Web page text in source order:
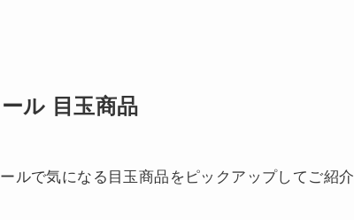
ル 目玉商品
ルで気になる目玉商品をピックアップしてご紹介